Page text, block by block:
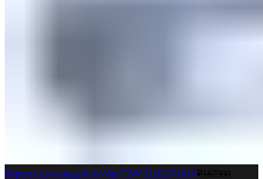
Верстак для завода KronVuz TBW 511R2-7101P₽187900